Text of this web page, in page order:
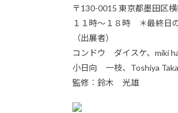
〒130-0015 東京都墨田区
１１時〜１８時 ＊最終日
（出展者）
コンドウ ダイスケ、miki
小日向 一枝、Toshiya
監修︰鈴木 光雄